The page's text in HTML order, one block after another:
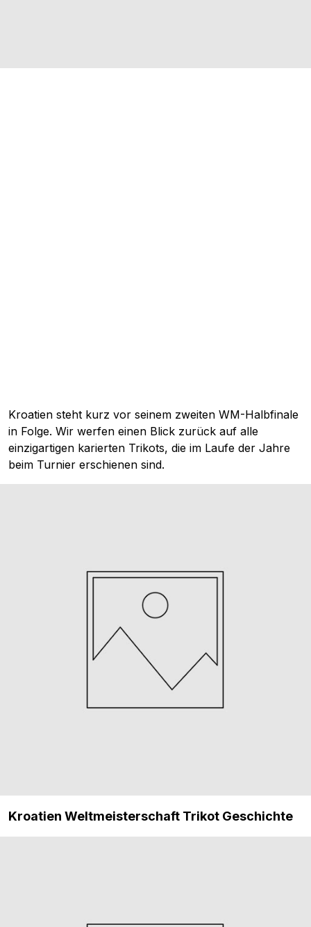
Kroatien steht kurz vor seinem zweiten WM-Halbfinale
in Folge. Wir werfen einen Blick zurück auf alle
einzigartigen karierten Trikots, die im Laufe der Jahre
beim Turnier erschienen sind.
Kroatien Weltmeisterschaft Trikot Geschichte